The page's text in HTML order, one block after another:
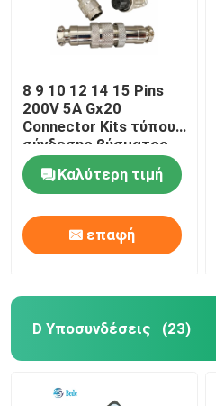
8 9 10 12 14 15 Pins
200V 5A Gx20
Connector Kits τύπου
σύνδεσης βύσματος
και υποδοχής
Καλύτερη τιμή
επαφή
D Υποσυνδέσεις (23)